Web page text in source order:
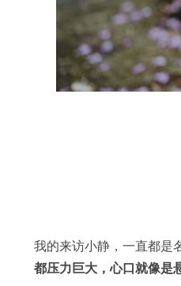
我的来访小静，一直都是
都压力巨大，心口就像是